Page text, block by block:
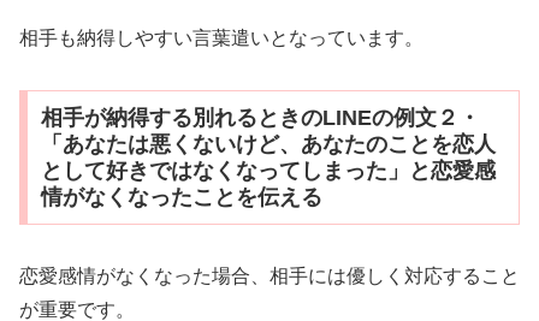
相手も納得しやすい言葉遣いとなっています。
相手が納得する別れるときのLINEの例文２・
「あなたは悪くないけど、あなたのことを恋人
として好きではなくなってしまった」と恋愛感
情がなくなったことを伝える
恋愛感情がなくなった場合、相手には優しく対応すること
が重要です。